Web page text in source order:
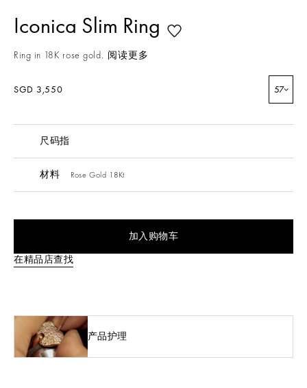
Iconica Slim Ring
Ring in 18K rose gold. 阅读更多
SGD 3,550 57
尺码指
材料 Rose Gold 18Kt
加入购物车
在精品店查找
产品护理